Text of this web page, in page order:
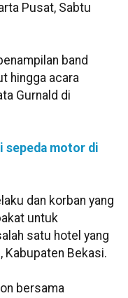
Pusat, Sabtu
band
hingga acara
Gurnald di
sepeda motor di
dan korban yang
untuk
satu hotel yang
Kabupaten Bekasi.
bersama